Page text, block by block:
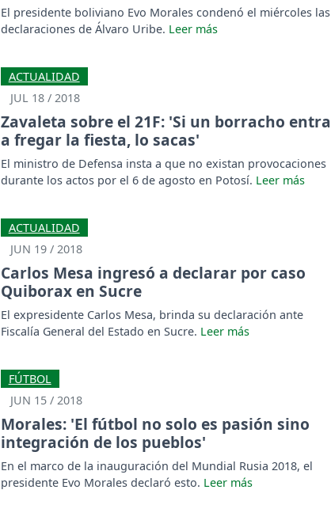
El presidente boliviano Evo Morales condenó el miércoles las
declaraciones de Álvaro Uribe.
ACTUALIDAD
JUL 18 / 2018
Zavaleta sobre el 21F: 'Si un borracho entra
a fregar la fiesta, lo sacas'
El ministro de Defensa insta a que no existan provocaciones
durante los actos por el 6 de agosto en Potosí.
ACTUALIDAD
JUN 19 / 2018
Carlos Mesa ingresó a declarar por caso
Quiborax en Sucre
El expresidente Carlos Mesa, brinda su declaración ante
Fiscalía General del Estado en Sucre.
FÚTBOL
JUN 15 / 2018
Morales: 'El fútbol no solo es pasión sino
integración de los pueblos'
En el marco de la inauguración del Mundial Rusia 2018, el
presidente Evo Morales declaró esto.